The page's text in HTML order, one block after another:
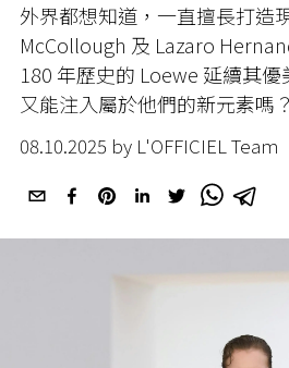
外界都想知道，一直擅長打造
McCollough 及 Lazaro
180 年歷史的 Loewe 延續其
又能注入屬於他們的新元素嗎？
08.10.2025 by L'OFFICIEL Team